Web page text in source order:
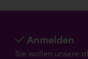
Anmelden
Sie wollen unsere